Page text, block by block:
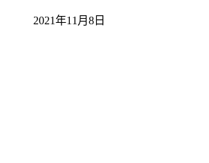
2021年11月8日